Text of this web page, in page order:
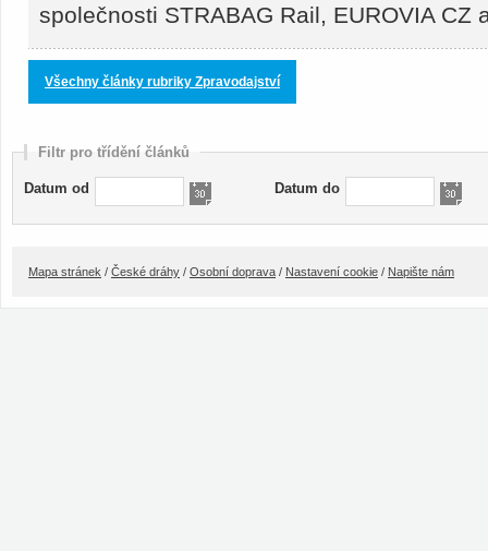
společnosti STRABAG Rail, EUROVIA
Všechny články rubriky Zpravodajství
Filtr pro třídění článků
Datum od Datum do
Mapa stránek / České dráhy / Osobní doprava / Nastavení cookie / Napište nám